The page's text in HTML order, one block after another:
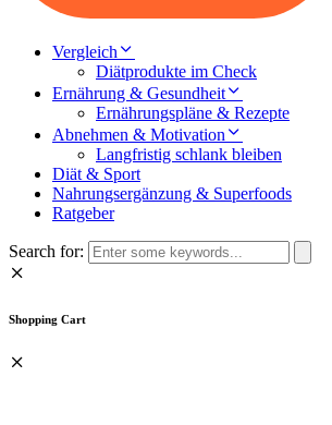
Vergleich
Diätprodukte im Check
Ernährung & Gesundheit
Ernährungspläne & Rezepte
Abnehmen & Motivation
Langfristig schlank bleiben
Diät & Sport
Nahrungsergänzung & Superfoods
Ratgeber
Search for:
Shopping Cart